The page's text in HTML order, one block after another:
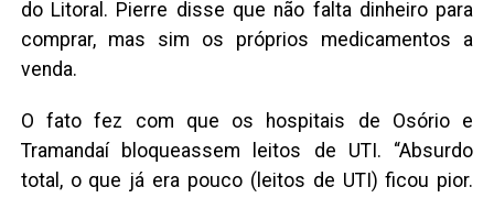
do Litoral. Pierre disse que não falta dinheiro para
comprar, mas sim os próprios medicamentos a
venda.
O fato fez com que os hospitais de Osório e
Tramandaí bloqueassem leitos de UTI. “Absurdo
total, o que já era pouco (leitos de UTI) ficou pior.